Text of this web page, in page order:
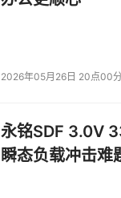
2026年05月26日 20点00分
永铭SDF 3.0V
瞬态负载冲击难